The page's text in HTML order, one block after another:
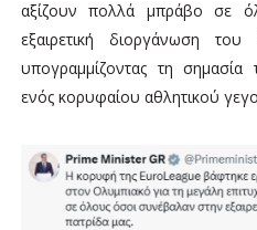
αξίζουν πολλά μπράβο σε
εξαιρετική διοργάνωση
υπογραμμίζοντας τη σημασία
ενός κορυφαίου αθλητικού